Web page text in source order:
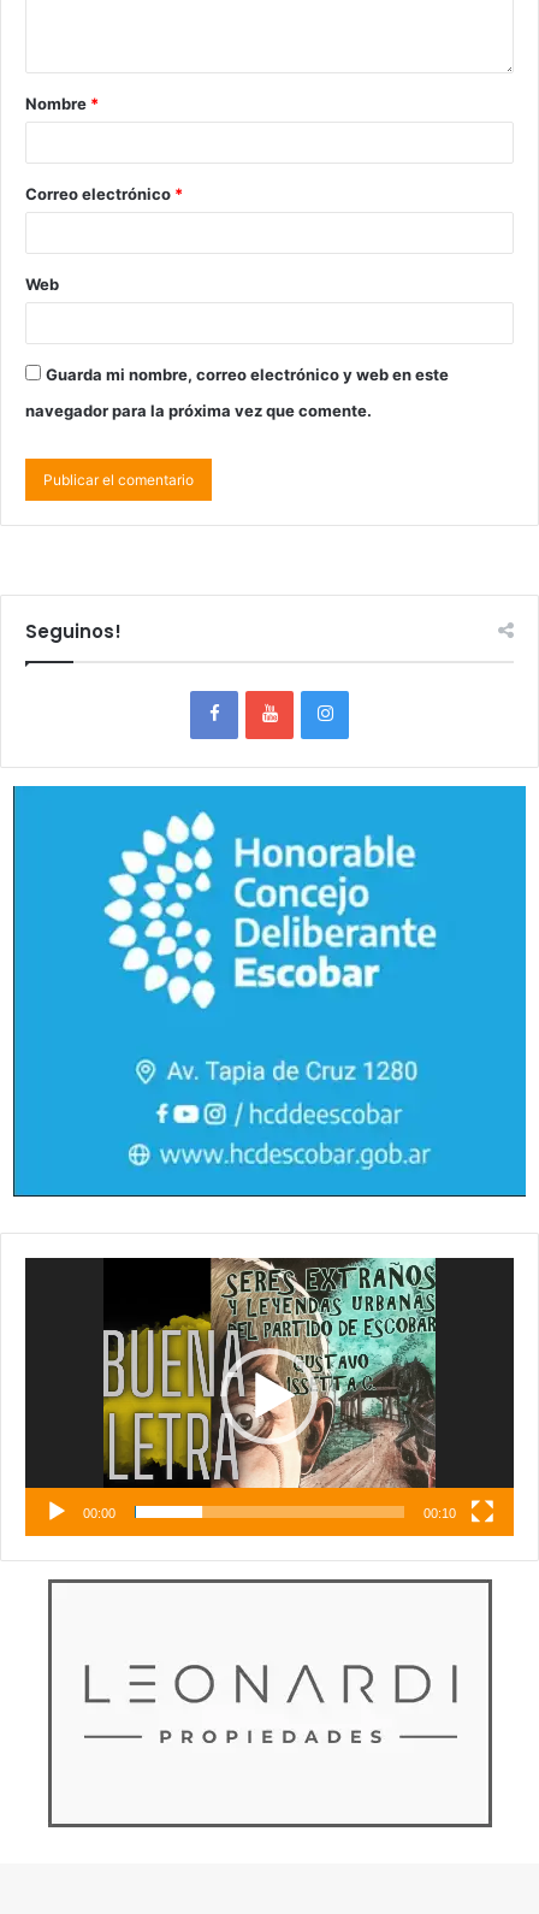
Nombre *
Correo electrónico *
Web
Guarda mi nombre, correo electrónico y web en este
navegador para la próxima vez que comente.
Seguinos!
00:00 00:10